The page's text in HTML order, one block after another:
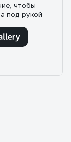
чтобы
под рукой